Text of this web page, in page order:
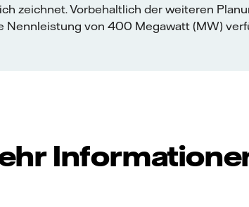
zeichnet. Vorbehaltlich der weiteren
Nennleistung von 400 Megawatt (MW)